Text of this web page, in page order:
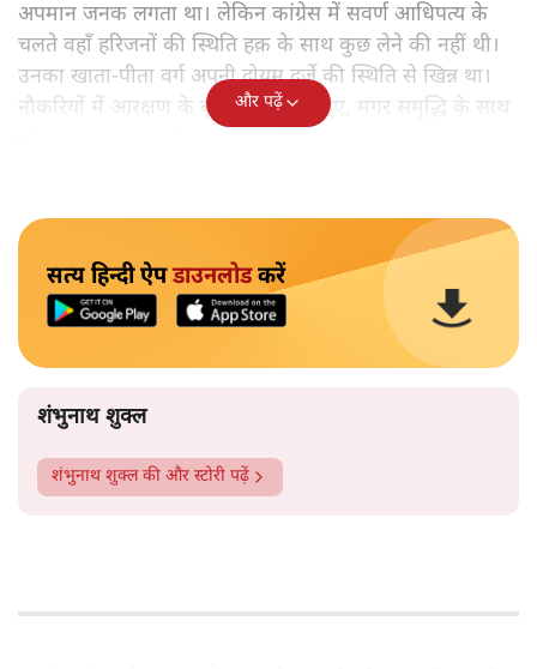
अपमान जनक लगता था। लेकिन कांग्रेस में सवर्ण आधिपत्य के
चलते वहाँ हरिजनों की स्थिति हक़ के साथ कुछ लेने की नहीं थी।
उनका खाता-पीता वर्ग अपनी दोयम दर्जे की स्थिति से खिन्न था।
नौकरियों में आरक्षण के बूते वे समृद्ध तो हुए, मगर समृद्धि के साथ
जो आत्म-सम्मान चाहिए था, वह नहीं मिल रहा था।
और पढ़ें
सत्य हिन्दी ऐपडाउनलोडकरें
शंभुनाथ शुक्ल
शंभुनाथ शुक्लकी और स्टोरी पढ़ें